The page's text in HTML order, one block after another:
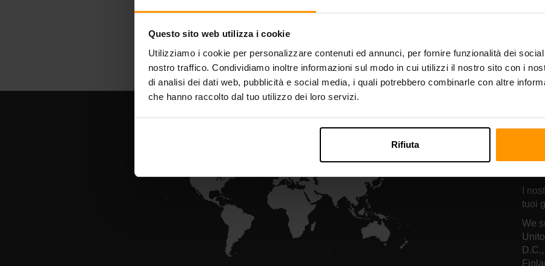
Questo sito web utilizza i cookie
Utilizziamo i cookie per personalizzare contenuti ed annunci, per fornire funzionalità dei
nostro traffico. Condividiamo inoltre informazioni sul modo in cui utilizzi il nostro sito con i
di analisi dei dati web, pubblicità e social media, i quali potrebbero combinarle con altre
che hanno raccolto dal tuo utilizzo dei loro servizi.
Rifiuta
I
tuoi
We